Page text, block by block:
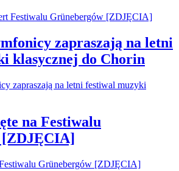
zapraszają na letni
klasycznej do Chorin
na Festiwalu
[ZDJĘCIA]